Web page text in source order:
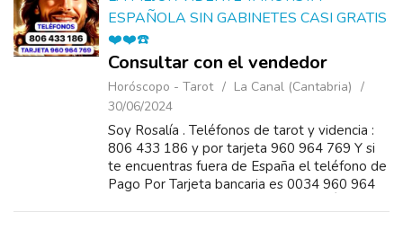
ESPAÑOLA SIN GABINETES CASI GRATIS
❤️❤️☎️
Consultar con el vendedor
Horóscopo - Tarot
La Canal (Cantabria)
30/06/2024
Soy Rosalía . Teléfonos de tarot y videncia :
806 433 186 y por tarjeta 960 964 769 Y si
te encuentras fuera de España el teléfono de
Pago Por Tarjeta bancaria es 0034 960 964